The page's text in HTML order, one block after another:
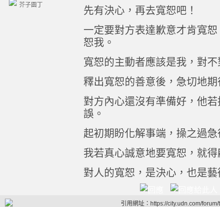
芥子園丁
先有決心，再去寬恕吧！
一定要對方表達歉意才肯寬
恕我。
寬恕的主動者應該是我，對不
釋出寬恕的善意後，急切地
對方內心還沒有準備好，他
誤。
起初期盼化解事端，操之過
我若真心誠意地要寬恕，就
對人的寬恕，是決心，也是藝
引用網址：https://city.udn.com/